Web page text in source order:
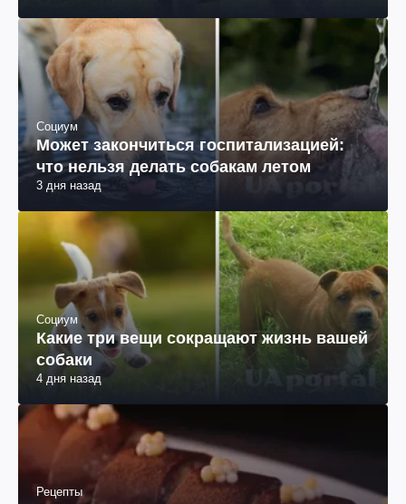
Социум
Может закончиться госпитализацией:
что нельзя делать собакам летом
3 дня назад
Социум
Какие три вещи сокращают жизнь вашей
собаки
4 дня назад
Рецепты